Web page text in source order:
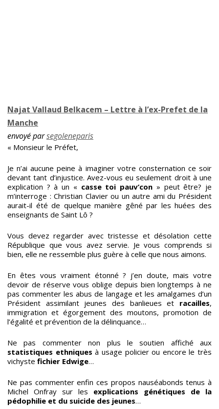
Najat Vallaud Belkacem – Lettre à l’ex-Prefet de la
Manche
envoyé parsegoleneparis
« Monsieur le Préfet,
Je n’ai aucune peine à imaginer votre consternation ce soir
devant tant d’injustice. Avez-vous eu seulement droit à une
explication ? à un « casse toi pauv’con » peut être? je
m’interroge : Christian Clavier ou un autre ami du Président
aurait-il été de quelque manière gêné par les huées des
enseignants de Saint Lô ?
Vous devez regarder avec tristesse et désolation cette
République que vous avez servie. Je vous comprends si
bien, elle ne ressemble plus guère à celle que nous aimons.
En êtes vous vraiment étonné ? j’en doute, mais votre
devoir de réserve vous oblige depuis bien longtemps à ne
pas commenter les abus de langage et les amalgames d’un
Président assimilant jeunes des banlieues et racailles,
immigration et égorgement des moutons, promotion de
l’égalité et prévention de la délinquance…
Ne pas commenter non plus le soutien affiché aux
statistiques ethniques à usage policier ou encore le très
vichyste fichier Edwige…
Ne pas commenter enfin ces propos nauséabonds tenus à
Michel Onfray sur les explications génétiques de la
pédophilie et du suicide des jeunes…